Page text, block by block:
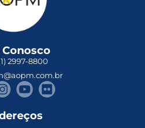
Conosco
2997-8800